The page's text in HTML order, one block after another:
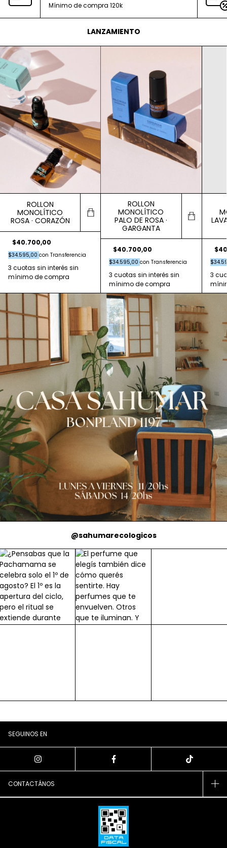
Mínimo de compra 120k
LANZAMIENTO
ROLLON
MONOLÍTICO
ROSA · CORAZÓN
$40.700,00
$34.595,00 con Transferencia
ROLLON
MONOLÍTICO
PALO DE ROSA ·
GARGANTA
$40.700,00
$34.595,00con Transferencia
@sahumarecologicos
SEGUINOS EN
CONTACTÁNOS